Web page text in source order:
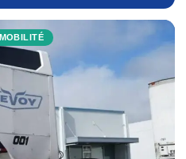
MOBILITÉ